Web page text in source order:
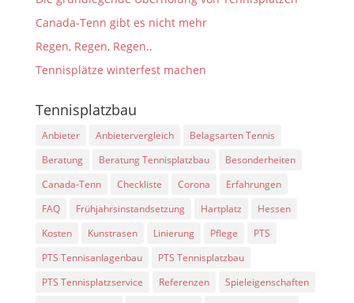
Canada-Tenn gibt es nicht mehr
Regen, Regen, Regen..
Tennisplätze winterfest machen
Tennisplatzbau
Anbieter Anbietervergleich
Belagsarten Tennis
Beratung
Beratung Tennisplatzbau
Besonderheiten
Canada-Tenn
Checkliste Corona
Erfahrungen
FAQ
Frühjahrsinstandsetzung Hartplatz
Hessen
Kosten
Kunstrasen Linierung Pflege
PTS
PTS Tennisanlagenbau
PTS Tennisplatzbau
PTS Tennisplatzservice
Referenzen
Spieleigenschaften